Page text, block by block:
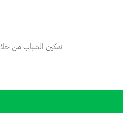
تمكين الشباب من